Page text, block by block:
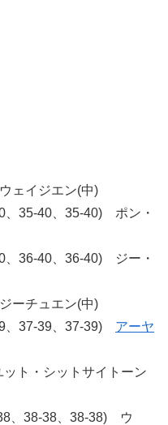
ェイジエン(中)
35-40、35-40) ポン・
36-40、36-40) ジー・
ーチュエン(中)
、37-39、37-39) アーヤ
ト・シットサイトーン
、38-38、38-38) ウ